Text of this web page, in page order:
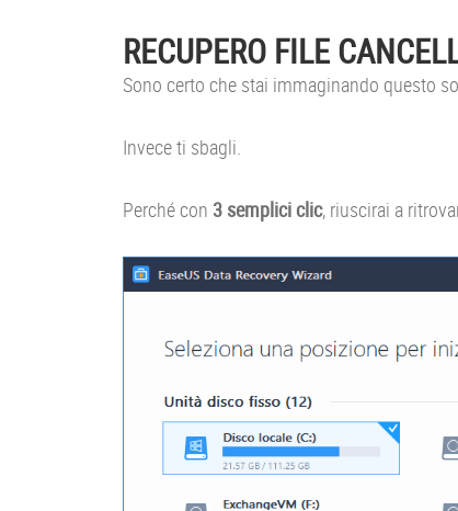
RECUPERO FILE
Sono certo che stai immaginando questo
Invece ti sbagli.
Perché con 3 semplici clic, riuscirai a